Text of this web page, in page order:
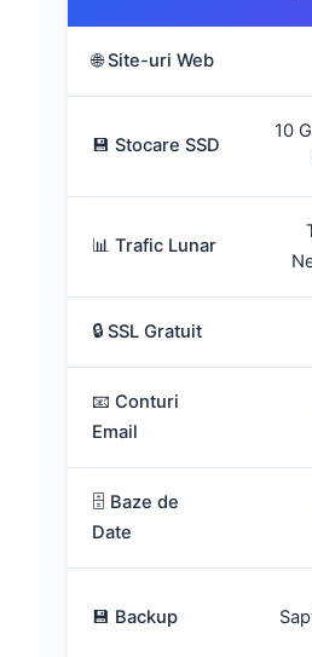
🌐 Site-uri Web
💾 Stocare SSD
10
📊 Trafic Lunar
🔒 SSL Gratuit
📧 Conturi
Email
🗄️ Baze de
Date
💾 Backup